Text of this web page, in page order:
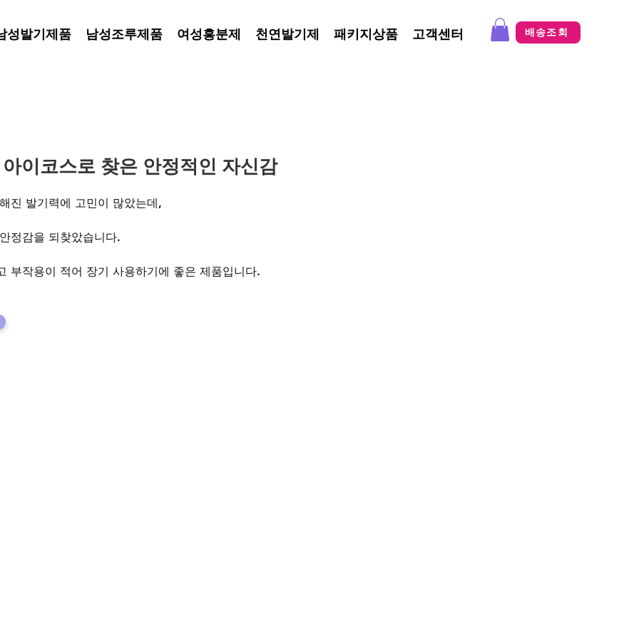
성발기제품 남성조루제품 여성흥분제 천연발기제 패키지상품 고객센터 배송조회
이코스로 찾은 안정적인 자신감
진 발기력에 고민이 많았는데,
정감을 되찾았습니다.
부작용이 적어 장기 사용하기에 좋은 제품입니다.